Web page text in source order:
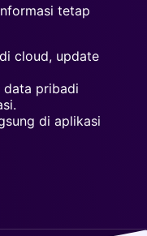
tetap
cloud, update
data pribadi
di aplikasi